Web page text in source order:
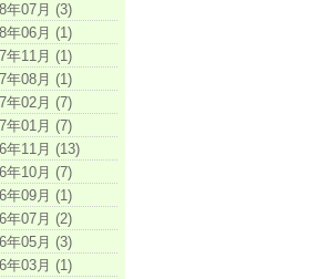
年07月 (3)
年06月 (1)
年11月 (1)
年08月 (1)
年02月 (7)
年01月 (7)
年11月 (13)
年10月 (7)
年09月 (1)
年07月 (2)
年05月 (3)
年03月 (1)